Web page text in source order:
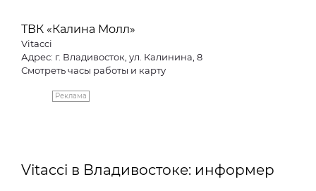
ТВК «Калина Молл»
Vitacci
Адрес: г. Владивосток, ул. Калинина, 8
Смотреть часы работы и карту
Реклама
Vitacci в Владивостоке: информер